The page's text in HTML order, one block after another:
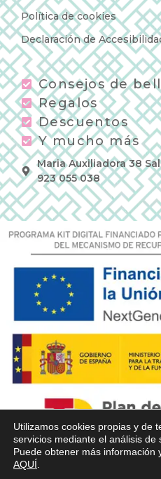
Política de cookies
Declaración de
Consejos de
Regalos
Descuentos
Y mucho más
Maria Auxiliadora 38
923 055 038
Utilizamos cookies propias y de
servicios mediante el análisis de
Puede obtener más información
AQUÍ